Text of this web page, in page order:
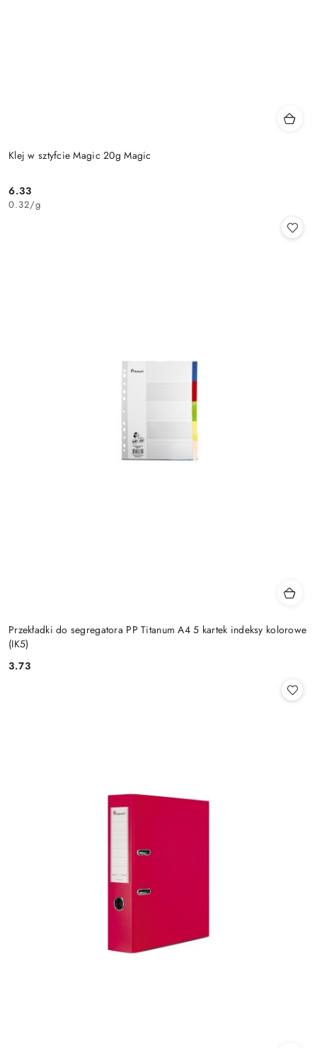
Klej w sztyfcie Magic 20g Magic
Cena:
6.33
0.32/g
Przekładki do segregatora PP Titanum A4 5 kartek indeksy kolorowe
(IK5)
Cena:
3.73